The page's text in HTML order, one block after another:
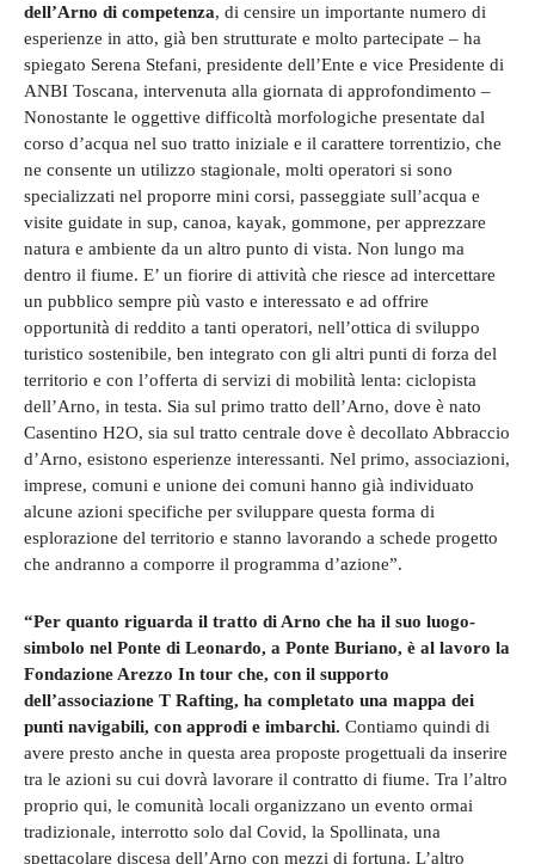
dell’Arno di competenza, di censire un importante numero di
esperienze in atto, già ben strutturate e molto partecipate – ha
spiegato Serena Stefani, presidente dell’Ente e vice Presidente di
ANBI Toscana, intervenuta alla giornata di approfondimento –
Nonostante le oggettive difficoltà morfologiche presentate dal
corso d’acqua nel suo tratto iniziale e il carattere torrentizio, che
ne consente un utilizzo stagionale, molti operatori si sono
specializzati nel proporre mini corsi, passeggiate sull’acqua e
visite guidate in sup, canoa, kayak, gommone, per apprezzare
natura e ambiente da un altro punto di vista. Non lungo ma
dentro il fiume. E’ un fiorire di attività che riesce ad intercettare
un pubblico sempre più vasto e interessato e ad offrire
opportunità di reddito a tanti operatori, nell’ottica di sviluppo
turistico sostenibile, ben integrato con gli altri punti di forza del
territorio e con l’offerta di servizi di mobilità lenta: ciclopista
dell’Arno, in testa. Sia sul primo tratto dell’Arno, dove è nato
Casentino H2O, sia sul tratto centrale dove è decollato Abbraccio
d’Arno, esistono esperienze interessanti. Nel primo, associazioni,
imprese, comuni e unione dei comuni hanno già individuato
alcune azioni specifiche per sviluppare questa forma di
esplorazione del territorio e stanno lavorando a schede progetto
che andranno a comporre il programma d’azione”.
“Per quanto riguarda il tratto di Arno che ha il suo luogo-
simbolo nel Ponte di Leonardo, a Ponte Buriano, è al lavoro la
Fondazione Arezzo In tour che, con il supporto
dell’associazione T Rafting, ha completato una mappa dei
punti navigabili, con approdi e imbarchi. Contiamo quindi di
avere presto anche in questa area proposte progettuali da inserire
tra le azioni su cui dovrà lavorare il contratto di fiume. Tra l’altro
proprio qui, le comunità locali organizzano un evento ormai
tradizionale, interrotto solo dal Covid, la Spollinata, una
spettacolare discesa dell’Arno con mezzi di fortuna. L’altro